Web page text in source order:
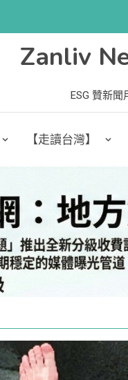
Zanliv
ESG 贊新
【走讀台灣】